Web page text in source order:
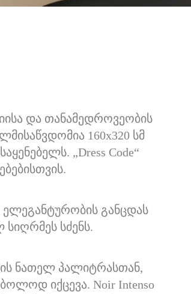
და თანამედროვეობის
160x320 სმ
„Dress Code“
განცდას
სიღრმეს სძენს.
ნათელ პალიტრასთან,
იქცევა. Noir Intenso